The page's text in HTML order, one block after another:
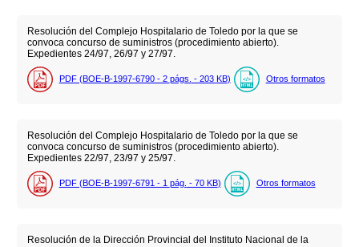
Resolución del Complejo Hospitalario de Toledo por la que se
convoca concurso de suministros (procedimiento abierto).
Expedientes 24/97, 26/97 y 27/97.
PDF (BOE-B-1997-6790 - 2 págs. - 203 KB) Otros formatos
Resolución del Complejo Hospitalario de Toledo por la que se
convoca concurso de suministros (procedimiento abierto).
Expedientes 22/97, 23/97 y 25/97.
PDF (BOE-B-1997-6791 - 1 pág. - 70 KB) Otros formatos
Resolución de la Dirección Provincial del Instituto Nacional de la